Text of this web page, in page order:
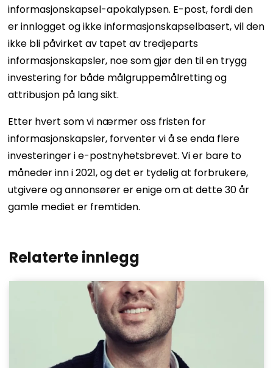
informasjonskapsel-apokalypsen. E-post, fordi den
er innlogget og ikke informasjonskapselbasert, vil den
ikke bli påvirket av tapet av tredjeparts
informasjonskapsler, noe som gjør den til en trygg
investering for både målgruppemålretting og
attribusjon på lang sikt.
Etter hvert som vi nærmer oss fristen for
informasjonskapsler, forventer vi å se enda flere
investeringer i e-postnyhetsbrevet. Vi er bare to
måneder inn i 2021, og det er tydelig at forbrukere,
utgivere og annonsører er enige om at dette 30 år
gamle mediet er fremtiden.
Relaterte innlegg